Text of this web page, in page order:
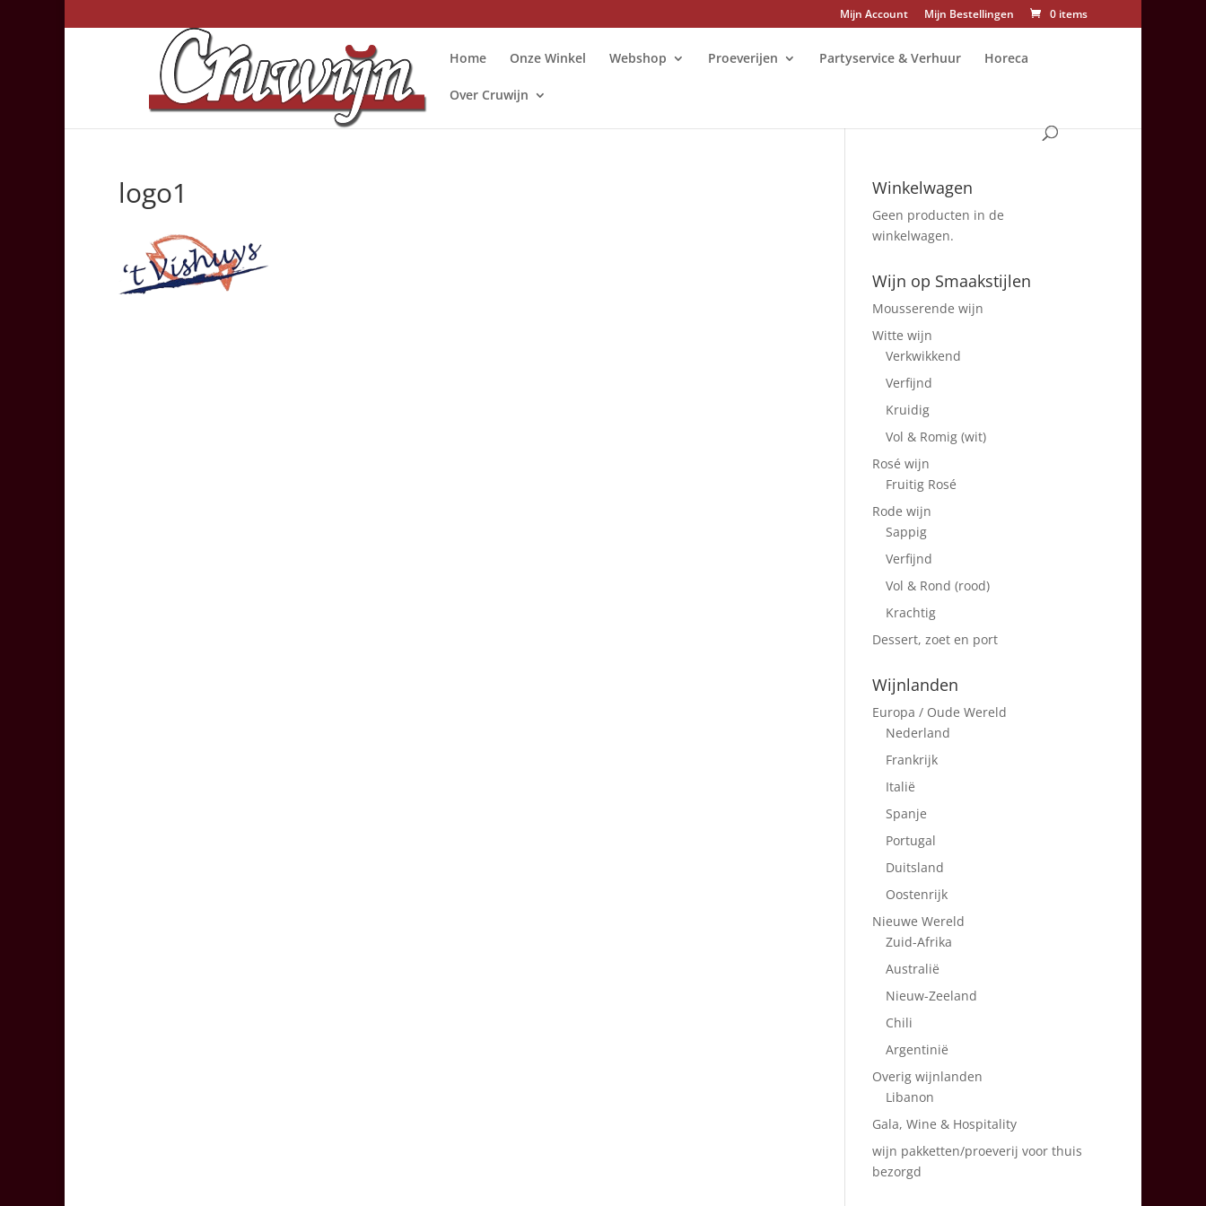
Mijn Account Mijn Bestellingen 0 items
Home Onze Winkel Webshop Proeverijen Partyservice & Verhuur Horeca
Over Cruwijn
logo1 Winkelwagen
Geen producten in de
winkelwagen.
Wijn op Smaakstijlen
Mousserende wijn
Witte wijn
Verkwikkend
Verfijnd
Kruidig
Vol & Romig (wit)
Rosé wijn
Fruitig Rosé
Rode wijn
Sappig
Verfijnd
Vol & Rond (rood)
Krachtig
Dessert, zoet en port
Wijnlanden
Europa / Oude Wereld
Nederland
Frankrijk
Italië
Spanje
Portugal
Duitsland
Oostenrijk
Nieuwe Wereld
Zuid-Afrika
Australië
Nieuw-Zeeland
Chili
Argentinië
Overig wijnlanden
Libanon
Gala, Wine & Hospitality
wijn pakketten/proeverij voor thuis
bezorgd